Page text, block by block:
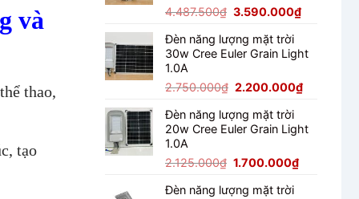
và
thao,
tạo
4.487.500₫ Giá
là:
4.487.500₫.
3.590.000₫Giá
là:
Đèn năng lượng mặt trời
30w Cree Euler Grain Light
1.0A
2.750.000₫ Giá
là:
2.750.000₫.
2.200.000₫Giá
là:
Đèn năng lượng mặt trời
20w Cree Euler Grain Light
1.0A
2.125.000₫ Giá
là:
1.700.000₫Giá
Đèn năng lượng mặt trời